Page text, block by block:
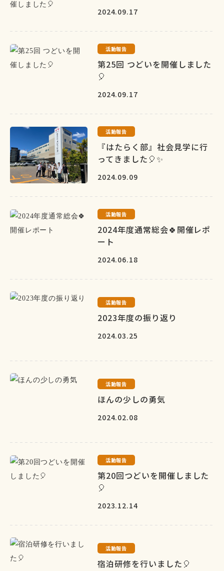
2024.09.17
活動報告
第25回 つどいを開催しました
🎈
2024.09.17
活動報告
『はたらく部』社会見学に行
ってきました🎈✨
2024.09.09
活動報告
2024年度通常総会🍀開催レポ
ート
2024.06.18
活動報告
2023年度の振り返り
2024.03.25
活動報告
ほんの少しの勇気
2024.02.08
活動報告
第20回つどいを開催しました
🎈
2023.12.14
活動報告
宿泊研修を行いました🎈